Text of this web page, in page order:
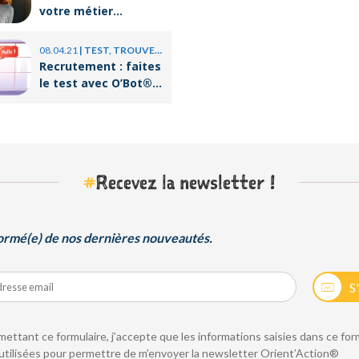
votre métier
personnalité ?
08.04.21 | TEST, TROUVER UN JOB
Recrutement : faites
le test avec O’Bot®,
#Recevez la newsletter !
de nos dernières nouveautés.
ce formulaire, j’accepte que les informations saisies dans ce
pour permettre de m’envoyer la newsletter Orient’Action®